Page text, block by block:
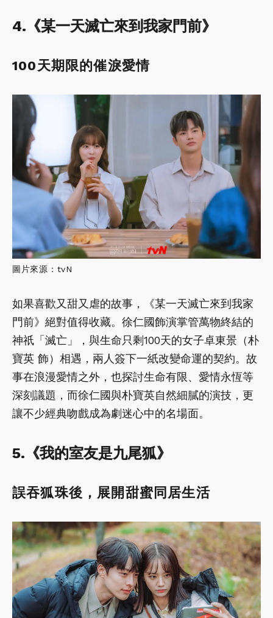
4.《某一天滅亡來到我家門前》
100天期限的催淚愛情
圖片來源：tvN
如果喜歡又甜又虐的故事，《某一天滅亡來到我家
門前》絕對值得收藏。徐仁國飾演掌管萬物終結的
神祇「滅亡」，與生命只剩100天的女子卓東景（朴
寶英 飾）相遇，兩人簽下一紙改變命運的契約。故
事在浪漫愛情之外，也探討生命有限、愛情永恆等
深刻議題，而徐仁國與朴寶英自然細膩的演技，更
讓不少經典吻戲成為劇迷心中的名場面。
5.《我的室友是九尾狐》
誤吞狐珠後，展開甜蜜同居生活